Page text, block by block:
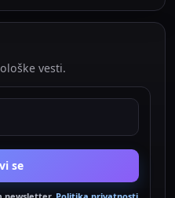
vesti.
se